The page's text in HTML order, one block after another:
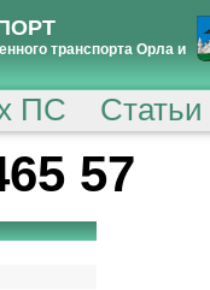
транспорта Орла и
ПС
57